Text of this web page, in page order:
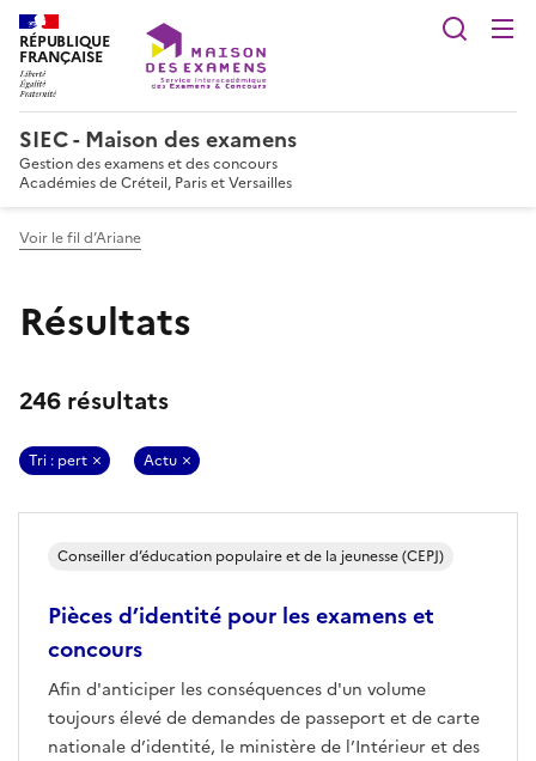
RÉPUBLIQUE
FRANÇAISE
SIEC - Maison des examens
Gestion des examens et des concours
Académies de Créteil, Paris et Versailles
Voir le fil d’Ariane
Résultats
246 résultats
Tri : pert Actu
Pièces d’identité pour les examens et
concours
Afin d'anticiper les conséquences d'un volume
toujours élevé de demandes de passeport et de carte
nationale d’identité, le ministère de l’Intérieur et des
Conseiller d’éducation populaire et de la jeunesse (CEPJ)